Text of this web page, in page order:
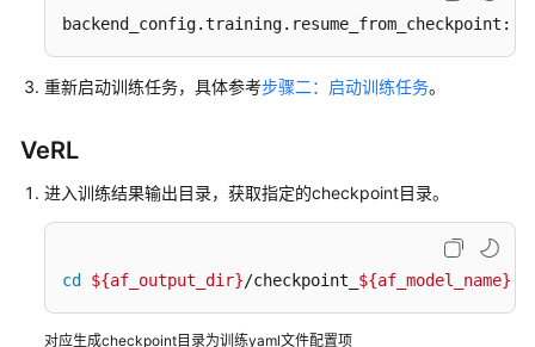
型
调
镜
像
管
backend_config.training.resume_from_checkpoint:
重新启动训练任务，具体参考步骤二：启动训练任务。
VeRL
进入训练结果输出目录，获取指定的checkpoint目录。
cd ${af_output_dir}/checkpoint_ ${af_model_name}
对应生成checkpoint目录为训练yaml文件配置项